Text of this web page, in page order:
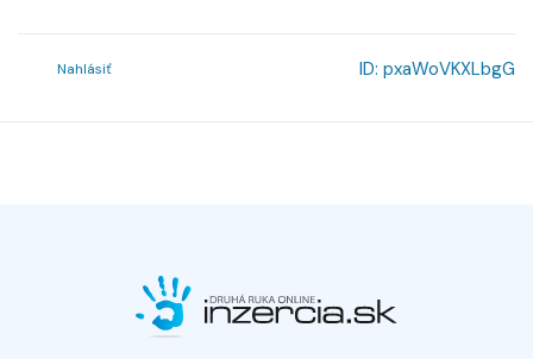
Nahlásiť ID: pxaWoVKXLbgG